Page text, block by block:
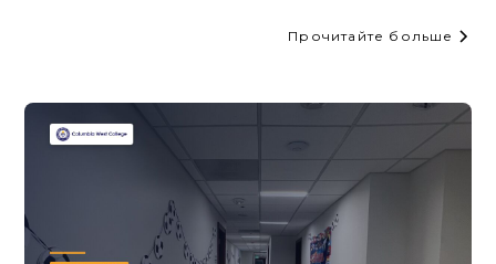
Прочитайте больше